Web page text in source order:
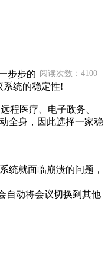
阅读次数：4100
步步的
系统的稳定性!
程医疗、电子政务、
全身，因此选择一家稳
统就面临崩溃的问题，
自动将会议切换到其他